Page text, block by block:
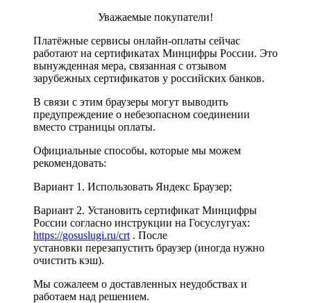
Уважаемые покупатели!
Платёжные сервисы онлайн-оплаты сейчас
работают на сертификатах Минцифры России. Это
вынужденная мера, связанная с отзывом
зарубежных сертификатов у российских банков.
В связи с этим браузеры могут выводить
предупреждение о небезопасном соединении
вместо страницы оплаты.
Официальные способы, которые мы можем
рекомендовать:
Вариант 1. Использовать Яндекс Браузер;
Вариант 2. Установить сертификат Минцифры
России согласно инструкции на Госуслугуах:
https://gosuslugi.ru/crt . После
установки перезапустить браузер (иногда нужно
очистить кэш).
Мы сожалеем о доставленных неудобствах и
работаем над решением.